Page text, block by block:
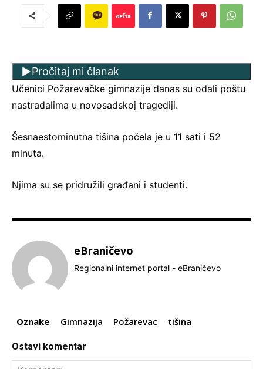
Pročitaj mi članak
Učenici Požarevačke gimnazije danas su odali poštu
nastradalima u novosadskoj tragediji.
Šesnaestominutna tišina počela je u 11 sati i 52
minuta.
Njima su se pridružili građani i studenti.
eBraničevo
Regionalni internet portal - eBraničevo
Oznake Gimnazija Požarevac tišina
Ostavi komentar